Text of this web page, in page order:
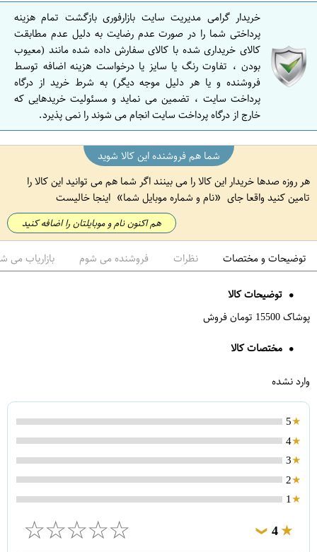
ا
ص
ف
ه
ا
ن
خریدار گرامی مدیریت سایت بازارفوری بازگشت تمام هزینه
پرداختی شما را در صورت عدم رضایت به دلیل عدم مطابقت
کالای خریداری شده با کالای سفارش داده شده مانند (معیوب
بودن ، تفاوت رنگ یا سایز یا درخواست هزینه اضافه توسط
فروشنده و یا هر دلیل موجه دیگر) به شرط خرید از درگاه
پرداخت سایت ، تضمین می نماید و مسئولیت خریدهایی که
خارج از درگاه پرداخت سایت انجام می شوند را نمی پذیرد.
شما هم فروشنده این کالا شوید
هر روزه صدها خریدار این کالا را می بینند اگر شما هم می توانید این کالا را
تامین کنید واقعا جای
نام و شماره موبایل شما اینجا خالیست
هم اکنون نام و موبایلتان را اضافه کنید
توضیحات و مختصات نظرات فروشنده می شوم بازاریاب می
توضیحات کالا
پوشاک 15500 تومان فروش
مختصات کالا
وارد نشده
5
4
3
2
1
4
❯
☆
☆
☆
☆
☆